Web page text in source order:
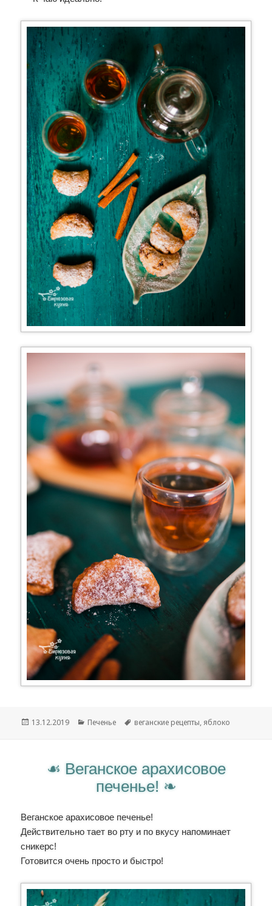
Опубликовано
13.12.2019 Рубрики
Печенье Метки
веганские рецепты,яблоко
Веганское арахисовое
печенье!
Веганское арахисовое печенье!
Действительно тает во рту и по вкусу напоминает
сникерс!
Готовится очень просто и быстро!